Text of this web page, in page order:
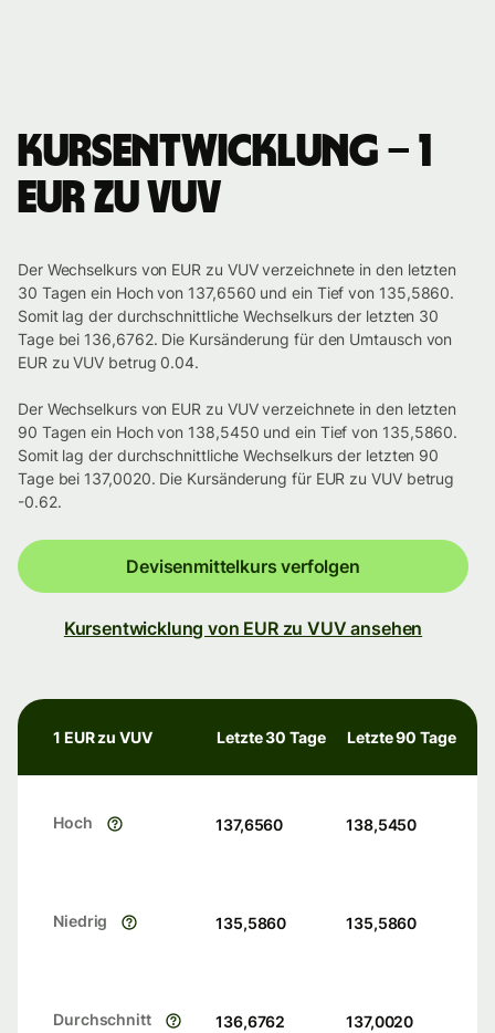
Kursentwicklung – 1
EUR zu VUV
Der Wechselkurs von EUR zu VUV verzeichnete in den letzten
30 Tagen ein Hoch von 137,6560 und ein Tief von 135,5860.
Somit lag der durchschnittliche Wechselkurs der letzten 30
Tage bei 136,6762. Die Kursänderung für den Umtausch von
EUR zu VUV betrug 0.04.
Der Wechselkurs von EUR zu VUV verzeichnete in den letzten
90 Tagen ein Hoch von 138,5450 und ein Tief von 135,5860.
Somit lag der durchschnittliche Wechselkurs der letzten 90
Tage bei 137,0020. Die Kursänderung für EUR zu VUV betrug
-0.62.
Devisenmittelkurs verfolgen
Kursentwicklung von EUR zu VUV ansehen
1 EUR zu VUV Letzte 30 Tage Letzte 90 Tage
Hoch 137,6560 138,5450
Niedrig 135,5860 135,5860
Durchschnitt 136,6762 137,0020